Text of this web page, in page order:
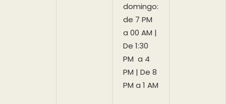
domingo:
de 7 PM
a 00 AM |
De 1:30
PM a 4
PM | De 8
PM a 1 AM